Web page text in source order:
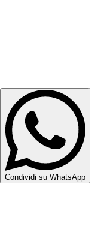
Condividi su WhatsApp